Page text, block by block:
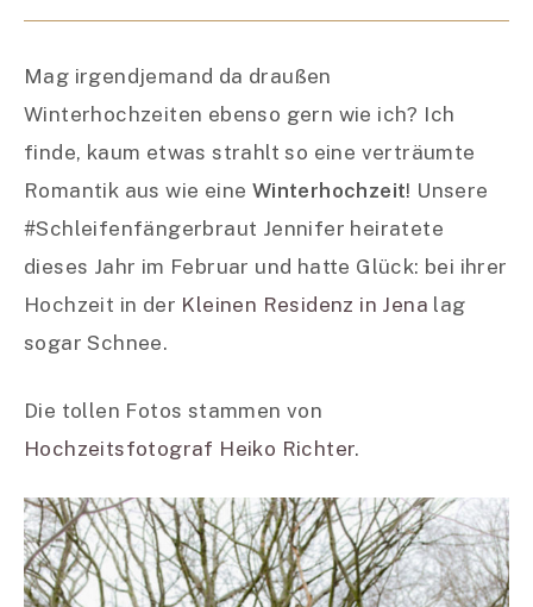
Mag irgendjemand da draußen
Winterhochzeiten ebenso gern wie ich? Ich
finde, kaum etwas strahlt so eine verträumte
Romantik aus wie eine Winterhochzeit! Unsere
#Schleifenfängerbraut Jennifer heiratete
dieses Jahr im Februar und hatte Glück: bei ihrer
Hochzeit in der Kleinen Residenz in Jena lag
sogar Schnee.
Die tollen Fotos stammen von
Hochzeitsfotograf Heiko Richter.